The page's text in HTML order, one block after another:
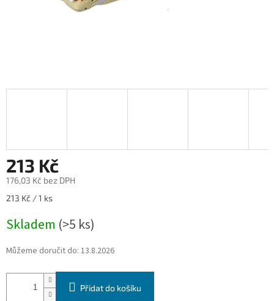
213 Kč
176,03 Kč bez DPH
Měrná
213 Kč / 1 ks
Skladem (>5 ks)
Můžeme doručit do: 13.8.2026
Přidat do košíku